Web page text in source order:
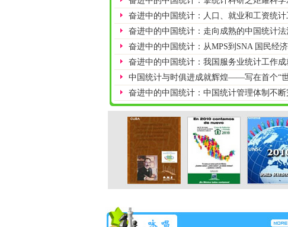
奋进中的中国统计：人口、就业和工资统
奋进中的中国统计：走向成熟的中国统计法
奋进中的中国统计：从MPS到SNA 国民经
奋进中的中国统计：我国服务业统计工作成
中国统计与时俱进成就辉煌——写在首个“
奋进中的中国统计：中国统计管理体制不断